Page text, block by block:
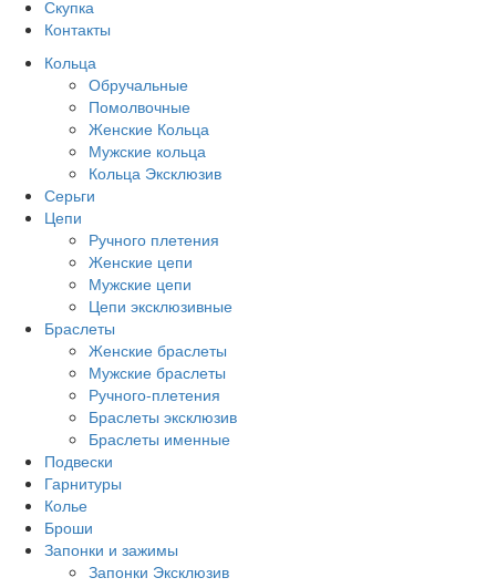
Скупка
Контакты
Кольца
Обручальные
Помолвочные
Женские Кольца
Мужские кольца
Кольца Эксклюзив
Серьги
Цепи
Ручного плетения
Женские цепи
Мужские цепи
Цепи эксклюзивные
Браслеты
Женские браслеты
Мужские браслеты
Ручного-плетения
Браслеты эксклюзив
Браслеты именные
Подвески
Гарнитуры
Колье
Броши
Запонки и зажимы
Запонки Эксклюзив